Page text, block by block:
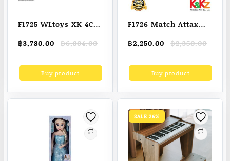
F1725 WLtoys XK 4Ch
เครื่องบินผาดโผน
เสถียรภาพแกนหก
ทิศทางเครื่องบินควบคุม
ไฟฟ้าของเล่นกลางแจ้ง
สำหรับผู้ใหญ่
฿6,804.00
Original
was:
฿6,804.00.
฿3,780.00
Current
is:
฿3,780.00.Buy product
F1726 Match Attax
Packs / การ์ดฟุตบ
อลแมตช์แอทแทค ซอง
สุ่มยกกล่อง (24 ซอง)
฿2,350.00
Original
was:
฿2,350.00.
฿2,250.00
Current
is:
฿2,250.00.Buy product
SALE 26%